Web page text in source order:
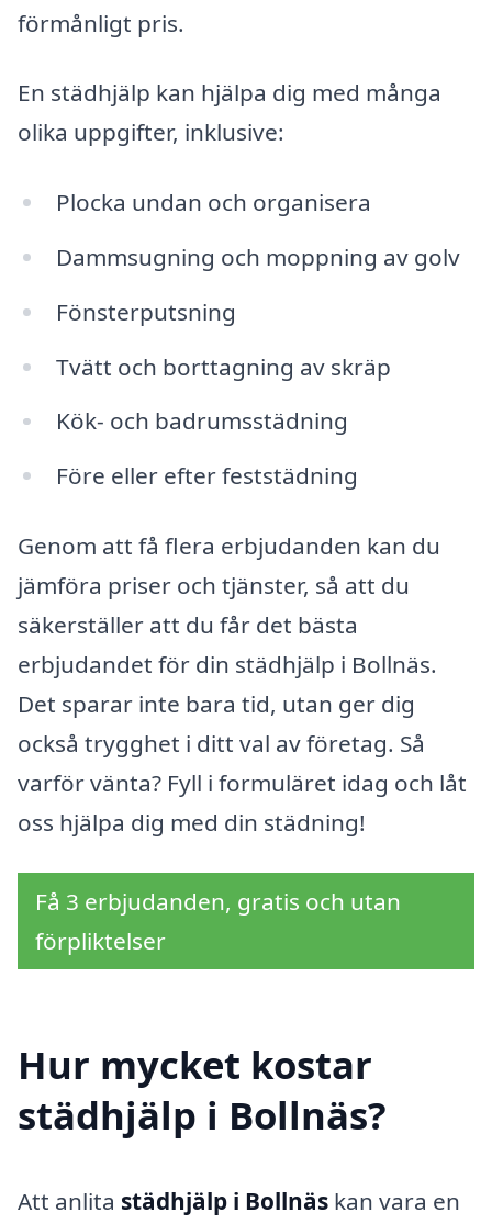
förmånligt pris.
En städhjälp kan hjälpa dig med många
olika uppgifter, inklusive:
Plocka undan och organisera
Dammsugning och moppning av golv
Fönsterputsning
Tvätt och borttagning av skräp
Kök- och badrumsstädning
Före eller efter feststädning
Genom att få flera erbjudanden kan du
jämföra priser och tjänster, så att du
säkerställer att du får det bästa
erbjudandet för din städhjälp i Bollnäs.
Det sparar inte bara tid, utan ger dig
också trygghet i ditt val av företag. Så
varför vänta? Fyll i formuläret idag och låt
oss hjälpa dig med din städning!
Få 3 erbjudanden, gratis och utan
förpliktelser
Hur mycket kostar
städhjälp i Bollnäs?
Att anlita städhjälp i Bollnäs kan vara en